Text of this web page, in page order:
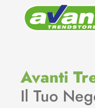
Avanti
Il Tuo